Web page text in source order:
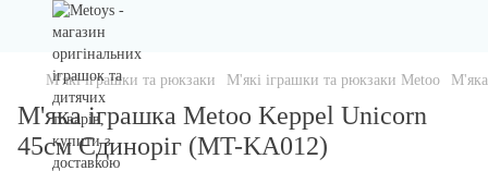
М'які іграшки та рюкзаки М'які іграшки та рюкзаки Metoo
М'яка іграшка Metoo Keppel Unicorn
45см Єдиноріг (MT-KA012)